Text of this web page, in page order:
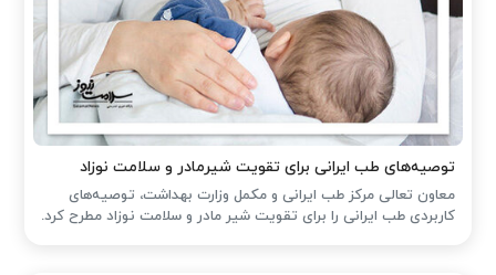
توصیه‌های طب ایرانی برای تقویت شیرمادر و سلامت نوزاد
معاون تعالی مرکز طب ایرانی و مکمل وزارت بهداشت، توصیه‌های
کاربردی طب ایرانی را برای تقویت شیر مادر و سلامت نوزاد مطرح کرد.